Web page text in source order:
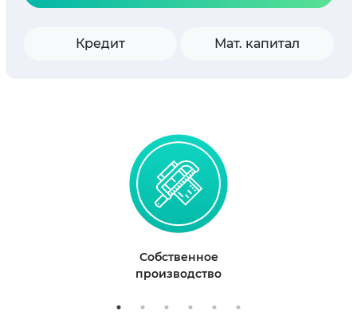
Кредит Мат. капитал
Собственное
производство